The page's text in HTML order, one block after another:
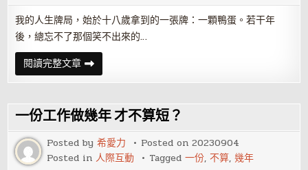
我的人生牌局，始於十八歲拿到的一張牌：一顆鴨蛋。若干年
後，總忘不了那個笑不出來的…
閱讀完整文章數
學
零
沒
念
大
學
現
在
當
一份工作做幾年 才不算短？
Posted by希愛力 Posted on20230904
Posted in人際互動 Tagged一份,不算,幾年